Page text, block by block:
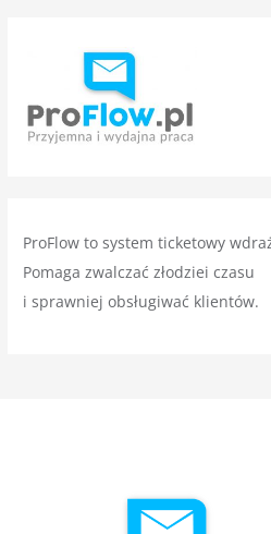
ProFlow to system ticketowy
Pomaga zwalczać złodziei czasu
i sprawniej obsługiwać klientów.